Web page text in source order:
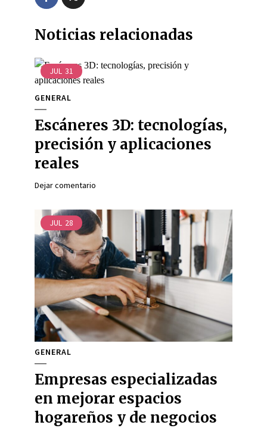
Noticias relacionadas
JUL 31
GENERAL
Escáneres 3D: tecnologías,
precisión y aplicaciones
reales
Dejar comentario
JUL 28
GENERAL
Empresas especializadas
en mejorar espacios
hogareños y de negocios